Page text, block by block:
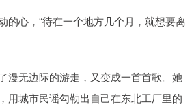
的心，“待在一个地方几个月，就想要离
漫无边际的游走，又变成一首首歌。她
用城市民谣勾勒出自己在东北工厂里的